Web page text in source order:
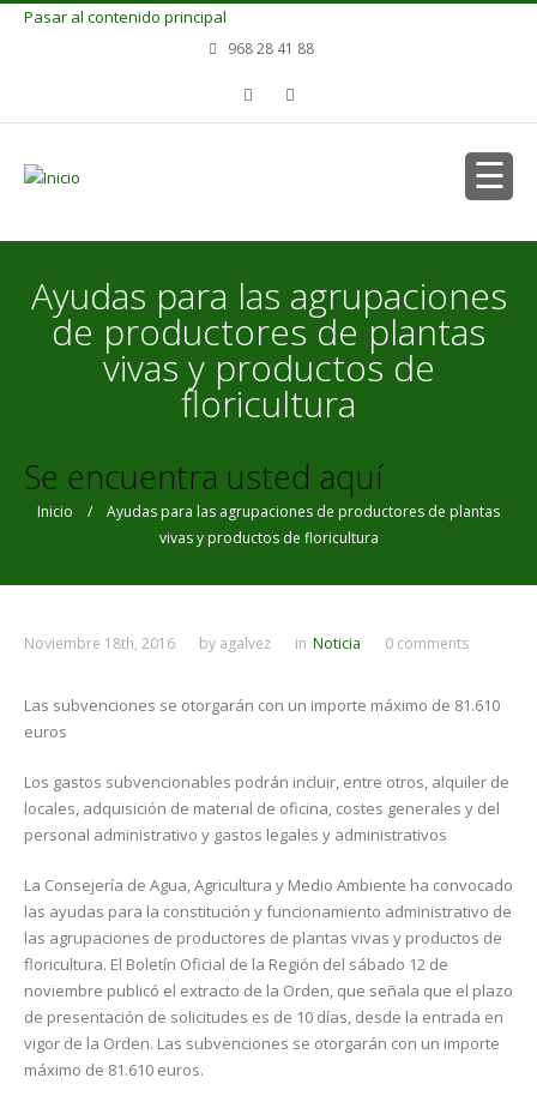
Pasar al contenido principal
968 28 41 88
Ayudas para las agrupaciones
de productores de plantas
vivas y productos de
floricultura
Se encuentra usted aquí
Inicio / Ayudas para las agrupaciones de productores de plantas
vivas y productos de floricultura
Noviembre 18th, 2016 by agalvez in Noticia 0 comments
Las subvenciones se otorgarán con un importe máximo de 81.610
euros
Los gastos subvencionables podrán incluir, entre otros, alquiler de
locales, adquisición de material de oficina, costes generales y del
personal administrativo y gastos legales y administrativos
La Consejería de Agua, Agricultura y Medio Ambiente ha convocado
las ayudas para la constitución y funcionamiento administrativo de
las agrupaciones de productores de plantas vivas y productos de
floricultura. El Boletín Oficial de la Región del sábado 12 de
noviembre publicó el extracto de la Orden, que señala que el plazo
de presentación de solicitudes es de 10 días, desde la entrada en
vigor de la Orden. Las subvenciones se otorgarán con un importe
máximo de 81.610 euros.